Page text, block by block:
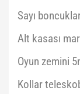
Sayı
Alt kasası
Oyun zemini
Kollar